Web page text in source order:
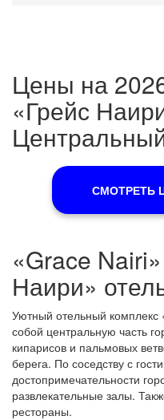
Цены на
«Грейс
СМОТРЕТЬ
«Grace
Наири»
Уютный отельный
собой центральную часть
кипарисов и пальмовых
берега. По соседству с
достопримечательности
развлекательные залы.
рестораны.